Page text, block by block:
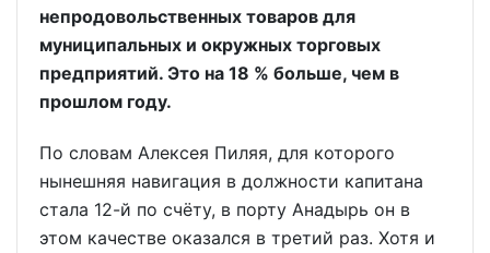
непродовольственных товаров для
муниципальных и окружных торговых
предприятий. Это на 18 % больше, чем в
прошлом году.
По словам Алексея Пиляя, для которого
нынешняя навигация в должности капитана
стала 12-й по счёту, в порту Анадырь он в
этом качестве оказался в третий раз. Хотя и